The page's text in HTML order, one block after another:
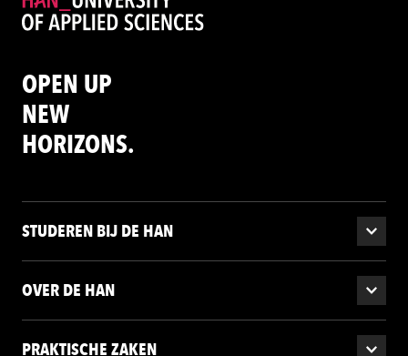
OPEN UP
NEW
HORIZONS.
STUDEREN BIJ DE HAN
OVER DE HAN
PRAKTISCHE ZAKEN